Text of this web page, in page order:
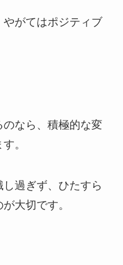
やがてはポジティブ
なら、積極的な変
。
過ぎず、ひたすら
大切です。